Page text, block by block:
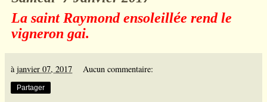
La saint Raymond ensoleillée rend le
vigneron gai.
àjanvier 07, 2017 Aucun commentaire:
Partager